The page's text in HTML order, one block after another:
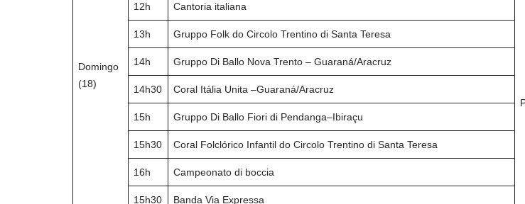
Domingo
(18)
12h Cantoria italiana
13h Gruppo Folk do Circolo Trentino di Santa Teresa
14h Gruppo Di Ballo Nova Trento – Guaraná/Aracruz
14h30 Coral Itália Unita –Guaraná/Aracruz
15h Gruppo Di Ballo Fiori di Pendanga–Ibiraçu
15h30 Coral Folclórico Infantil do Circolo Trentino di Santa Teresa
16h Campeonato di boccia
15h30 Banda Via Expressa